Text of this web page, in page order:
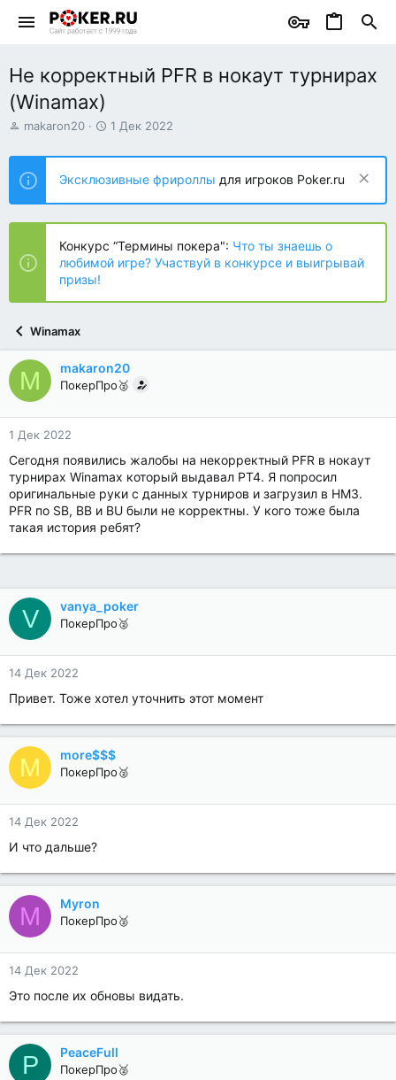
Не корректный PFR в нокаут турнирах
(Winamax)
А
т
о
р
т
е
ы
makaron20
Д
т
н
а
ч
а
1 Дек 2022
Эксклюзивные фрироллы для игроков Poker.ru
Конкурс “Термины покера": Что ты знаешь о
любимой игре? Участвуй в конкурсе и выигрывай
призы!
Winamax
M makaron20
ПокерПро🥈
1 Дек 2022
Сегодня появились жалобы на некорректный PFR в нокаут
турнирах Winamax который выдавал PT4. Я попросил
оригинальные руки с данных турниров и загрузил в HM3.
PFR по SB, BB и BU были не корректны. У кого тоже была
такая история ребят?
V vanya_poker
ПокерПро🥈
14 Дек 2022
Привет. Тоже хотел уточнить этот момент
M more$$$
ПокерПро🥈
14 Дек 2022
И что дальше?
M Myron
ПокерПро🥈
14 Дек 2022
Это после их обновы видать.
P PeaceFull
ПокерПро🥈